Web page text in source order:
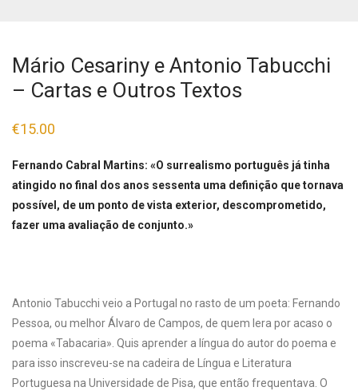
Mário Cesariny e Antonio Tabucchi
– Cartas e Outros Textos
€15.00
Fernando Cabral Martins: «O surrealismo português já tinha
atingido no final dos anos sessenta uma definição que tornava
possível, de um ponto de vista exterior, descomprometido,
fazer uma avaliação de conjunto.»
Antonio Tabucchi veio a Portugal no rasto de um poeta: Fernando
Pessoa, ou melhor Álvaro de Campos, de quem lera por acaso o
poema «Tabacaria». Quis aprender a língua do autor do poema e
para isso inscreveu-se na cadeira de Língua e Literatura
Portuguesa na Universidade de Pisa, que então frequentava. O